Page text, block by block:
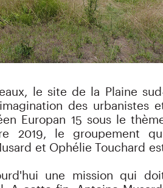
le site de la Plaine
des urbanistes
Europan 15 sous le
2019, le groupement
et Ophélie Touchard
une mission qui